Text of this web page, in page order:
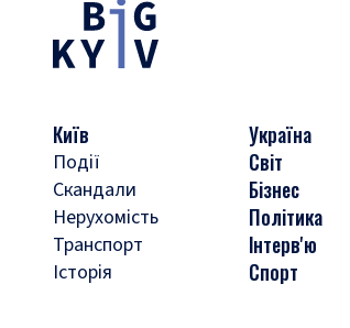
Київ
Події
Скандали
Нерухомість
Транспорт
Історія
Україна
Світ
Бізнес
Політика
Інтерв'ю
Спорт